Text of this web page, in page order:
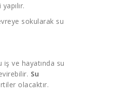
sokularak su
ve hayatında su
Su
olacaktır.